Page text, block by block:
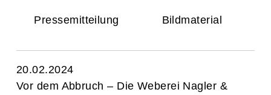
Pressemitteilung Bildmaterial
20.02.2024
Vor dem Abbruch – Die Weberei Nagler &